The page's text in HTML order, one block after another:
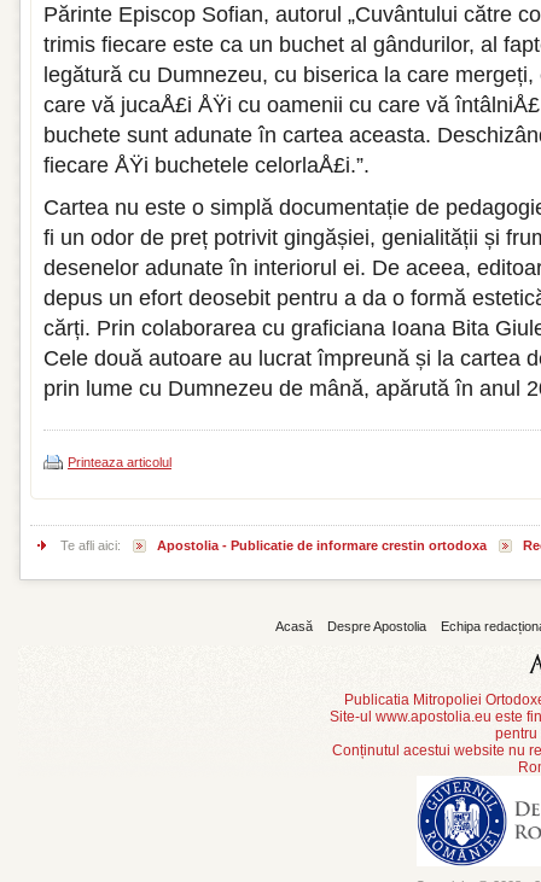
Părinte Episcop Sofian, autorul „Cuvântului către
trimis fiecare este ca un buchet al gândurilor, al
legătură cu Dumnezeu, cu biserica la care
care vă jucaÅ£i ÅŸi cu oamenii cu care vă
buchete sunt adunate în cartea aceasta.
fiecare ÅŸi buchetele celorlaÅ£i.”.
Cartea nu este o simplă documentație de
fi un odor de preț potrivit gingășiei, genialității și
desenelor adunate în interiorul ei. De aceea,
depus un efort deosebit pentru a da o formă
cărți. Prin colaborarea cu graficiana Ioana Bita
Cele două autoare au lucrat împreună și la cartea
prin lume cu Dumnezeu de mână, apărută în anul
Printeaza articolul
Te afli aici: Apostolia - Publicatie de informare crestin ortodoxa
Acasă Despre Apostolia Echipa
Publicatia Mitropoliei
Site-ul www.apostolia.eu este
pentru
Conținutul acestui website nu